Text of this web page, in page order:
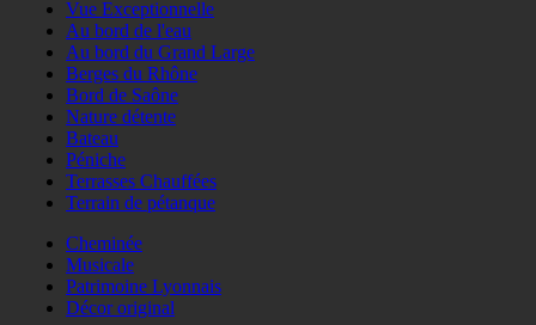
Vue Exceptionnelle
Au bord de l'eau
Au bord du Grand Large
Berges du Rhône
Bord de Saône
Nature détente
Bateau
Péniche
Terrasses Chauffées
Terrain de pétanque
Cheminée
Musicale
Patrimoine Lyonnais
Décor original